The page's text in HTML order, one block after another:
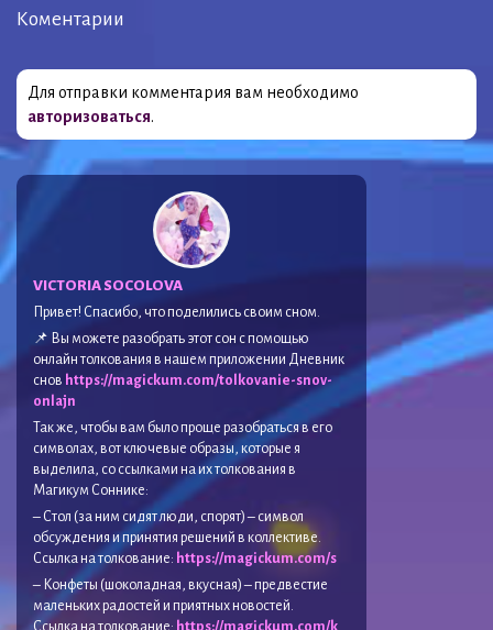
Коментарии
Для отправки комментария вам необходимо
авторизоваться.
VICTORIA SOCOLOVA
Привет! Спасибо, что поделились своим сном.
📌 Вы можете разобрать этот сон с помощью
онлайн толкования в нашем приложении Дневник
снов https://magickum.com/tolkovanie-snov-
onlajn
Так же, чтобы вам было проще разобраться в его
символах, вот ключевые образы, которые я
выделила, со ссылками на их толкования в
Магикум Соннике:
– Стол (за ним сидят люди, спорят) – символ
обсуждения и принятия решений в коллективе.
Ссылка на толкование: https://magickum.com/s
– Конфеты (шоколадная, вкусная) – предвестие
маленьких радостей и приятных новостей.
Ссылка на толкование: https://magickum.com/k